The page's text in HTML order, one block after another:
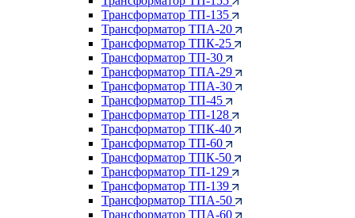
Трансформатор ТП-135
Трансформатор ТПА-20
Трансформатор ТПК-25
Трансформатор ТП-30
Трансформатор ТПА-29
Трансформатор ТПА-30
Трансформатор ТП-45
Трансформатор ТП-128
Трансформатор ТПК-40
Трансформатор ТП-60
Трансформатор ТПК-50
Трансформатор ТП-129
Трансформатор ТП-139
Трансформатор ТПА-50
Трансформатор ТПА-60